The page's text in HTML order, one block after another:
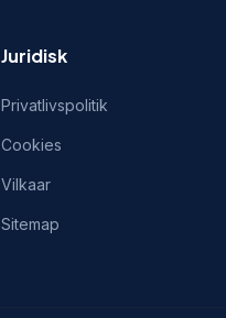
Juridisk
Privatlivspolitik
Cookies
Vilkaar
Sitemap